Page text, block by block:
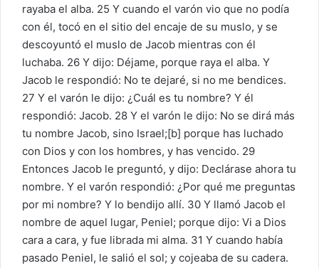
rayaba el alba. 25 Y cuando el varón vio que no podía
con él, tocó en el sitio del encaje de su muslo, y se
descoyuntó el muslo de Jacob mientras con él
luchaba. 26 Y dijo: Déjame, porque raya el alba. Y
Jacob le respondió: No te dejaré, si no me bendices.
27 Y el varón le dijo: ¿Cuál es tu nombre? Y él
respondió: Jacob. 28 Y el varón le dijo: No se dirá más
tu nombre Jacob, sino Israel;[b] porque has luchado
con Dios y con los hombres, y has vencido. 29
Entonces Jacob le preguntó, y dijo: Declárase ahora tu
nombre. Y el varón respondió: ¿Por qué me preguntas
por mi nombre? Y lo bendijo allí. 30 Y llamó Jacob el
nombre de aquel lugar, Peniel; porque dijo: Vi a Dios
cara a cara, y fue librada mi alma. 31 Y cuando había
pasado Peniel, le salió el sol; y cojeaba de su cadera.